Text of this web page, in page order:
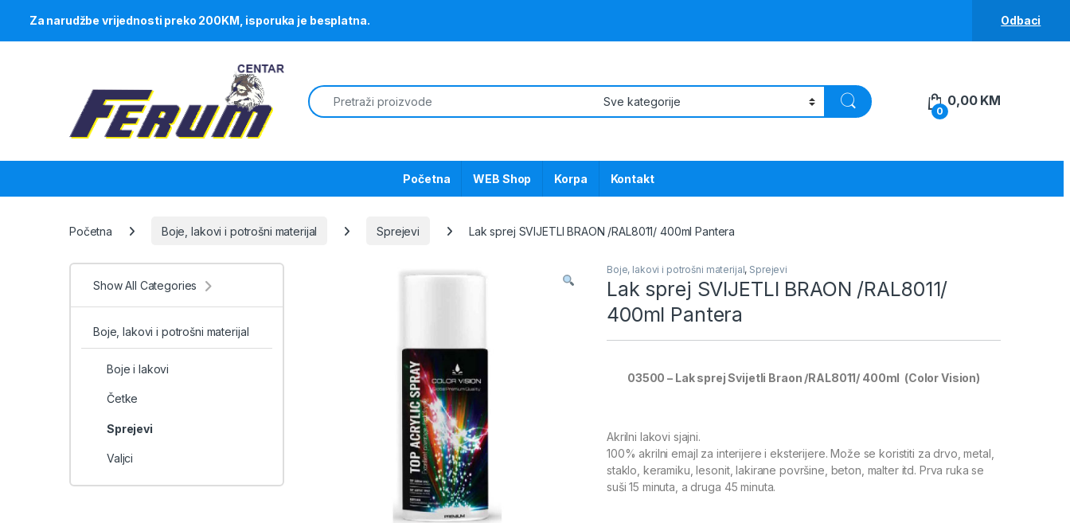
Za narudžbe vrijednosti preko 200KM, isporuka je besplatna. Odbaci
Search for:
0
0,00 KM
Početna WEB Shop Korpa Kontakt
Početna Boje, lakovi i potrošni materijal Sprejevi Lak sprej SVIJETLI BRAON /RAL8011/ 400ml Pantera
Boje, lakovi i potrošni materijal, Sprejevi
Lak sprej SVIJETLI BRAON /RAL8011/
400ml Pantera
03500 – Lak sprej Svijetli Braon /RAL8011/ 400ml (Color Vision)
Akrilni lakovi sjajni.
100% akrilni emajl za interijere i eksterijere. Može se koristiti za drvo, metal,
staklo, keramiku, lesonit, lakirane površine, beton, malter itd. Prva ruka se
suši 15 minuta, a druga 45 minuta.
Show All Categories
Boje, lakovi i potrošni materijal
Boje i lakovi
Četke
Sprejevi
Valjci